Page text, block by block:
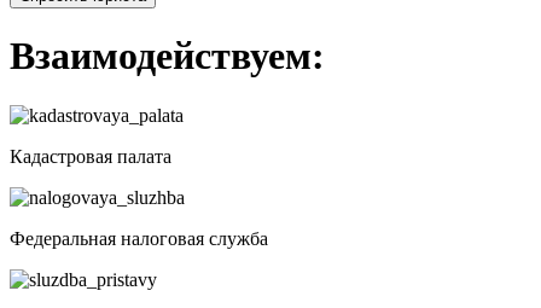
Взаимодействуем:
Кадастровая палата
Федеральная налоговая служба